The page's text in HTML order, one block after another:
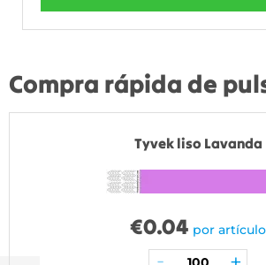
Compra rápida de
Tyvek liso Lavanda
€0.04 por artículo